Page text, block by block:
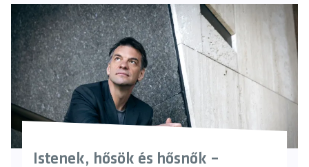
Istenek, hősök és hősnők –